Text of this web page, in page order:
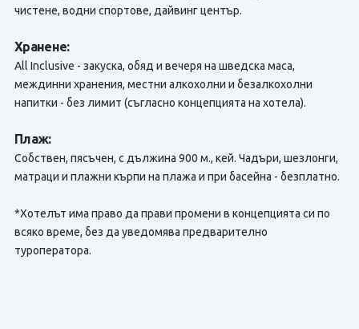
чистене, водни спортове, дайвинг център.
Хранене:
All Inclusive - закуска, обяд и вечеря на шведска маса,
междинни хранения, местни алкохолни и безалкохолни
напитки - без лимит (съгласно концепцията на хотела).
Плаж:
Собствен, пясъчен, с дължина 900 м., кей. Чадъри, шезлонги,
матраци и плажни кърпи на плажа и при басейна - безплатно.
*Хотелът има право да прави промени в концепцията си по
всяко време, без да уведомява предварително
туроператора.